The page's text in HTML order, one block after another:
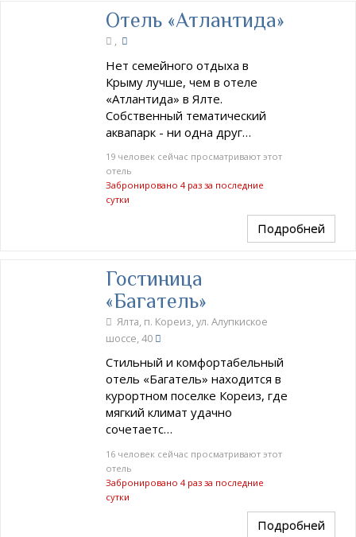
Отель «Атлантида»
,
Нет семейного отдыха в
Крыму лучше, чем в отеле
«Атлантида» в Ялте.
Собственный тематический
аквапарк - ни одна друг…
19 человек сейчас просматривают этот
отель
Забронировано 4 раз за последние
сутки
Подробней
Гостиница
«Багатель»
Ялта, п. Кореиз, ул. Алупкиское
шоссе, 40
Стильный и комфортабельный
отель «Багатель» находится в
курортном поселке Кореиз, где
мягкий климат удачно
сочетаетс…
16 человек сейчас просматривают этот
отель
Забронировано 4 раз за последние
сутки
Подробней